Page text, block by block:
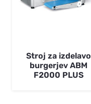
Stroj za izdelavo
burgerjev ABM
F2000 PLUS